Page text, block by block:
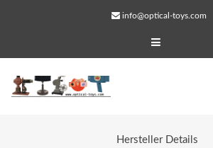
info@optical-toys.com
Hersteller Details